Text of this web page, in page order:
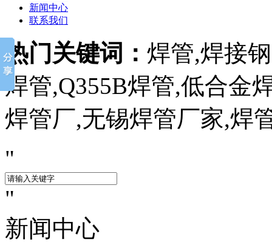
新闻中心
联系我们
热门关键词： 焊管,焊接
焊管,Q355B焊管,低合金
焊管厂,无锡焊管厂家,焊
新闻中心